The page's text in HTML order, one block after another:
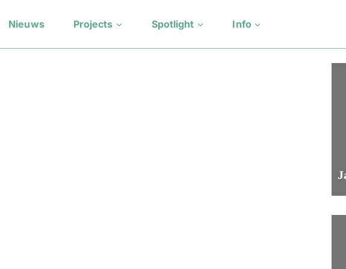
Nieuws Projects Spotlight Info